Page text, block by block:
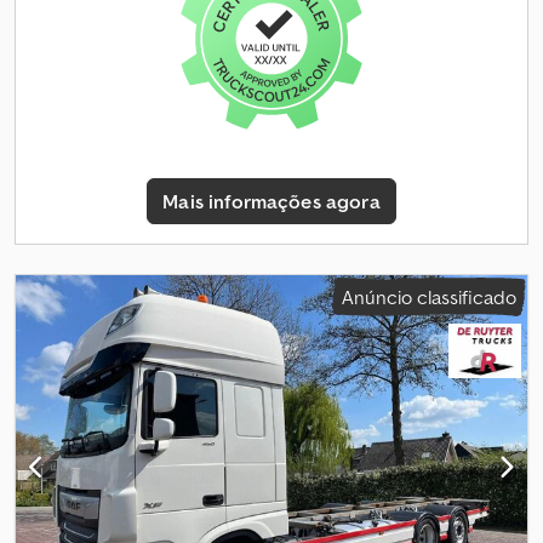
Número de cilindros: 6 Cilindrada do motor: 12.419 cc Transmissão
Caixa de velocidades: TipMatic 12.28 OD, automática
Configuração dos eixos Dimensão dos pneus: 13R22.5 Travões:
Travões de tambor Suspensão: Suspensão por molas de lâmina
Eixo dianteiro 1: Direcional Eixo dianteiro 2: Direcional Pesos Peso
= Informações da empresa = Dodpszr D U Hsfx Abbeck NÓS
FORNECEMOS, VOCÊ ACELERA. Sem limites. A Van Vliet é o
importador oficial da MAN Truck & Bus SE para vários países
cuidadoso, como o fornecimento de peças e a oferta de
formação (local).
Mais informações agora
Anúncio classificado